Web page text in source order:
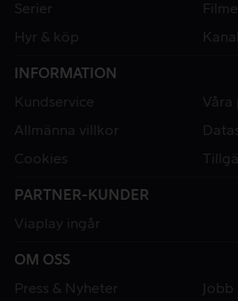
Serier
Hyr & köp
INFORMATION
Kundservice
Våra
Allmänna villkor
Cookies
PARTNER-KUNDER
Viaplay ingår
OM OSS
Press & Nyheter
Jobb